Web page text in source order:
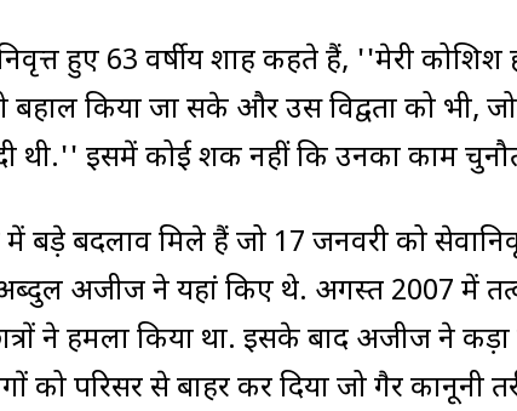
हुए 63 वर्षीय शाह कहते हैं, ''मेरी कोशिश
को बहाल किया जा सके और उस विद्वता को भी,
थी.'' इसमें कोई शक नहीं कि उनका काम
बड़े बदलाव मिले हैं जो 17 जनवरी को
अजीज ने यहां किए थे. अगस्त 2007 में
ने हमला किया था. इसके बाद अजीज ने
को परिसर से बाहर कर दिया जो गैर कानूनी